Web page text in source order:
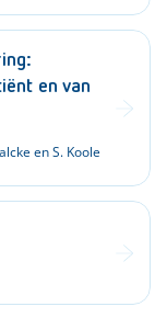
en van
en S. Koole